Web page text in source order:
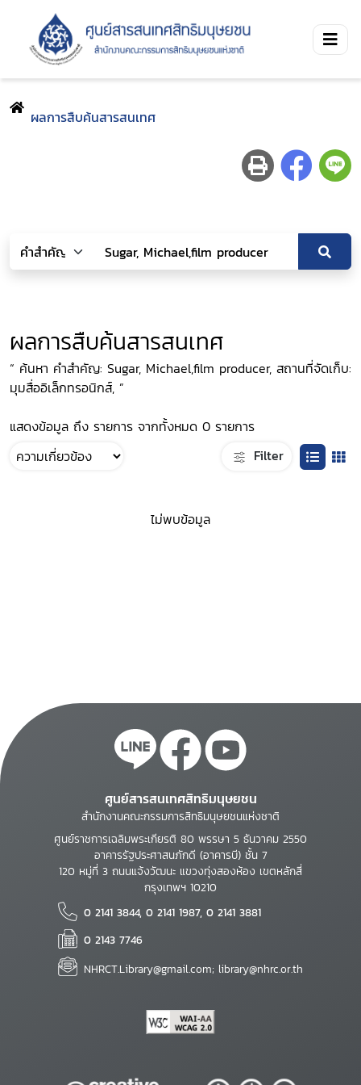
ผลการสืบค้นสารสนเทศ
ผลการสืบค้นสารสนเทศ
“ ค้นหา คำสำคัญ: Sugar, Michael,film producer, สถานที่จัดเก็บ:
มุมสื่ออิเล็กทรอนิกส์, ”
แสดงข้อมูล ถึง รายการ จากทั้งหมด 0 รายการ
Filter
ไม่พบข้อมูล
ศูนย์สารสนเทศสิทธิมนุษยชน
สำนักงานคณะกรรมการสิทธิมนุษยชนแห่งชาติ
ศูนย์ราชการเฉลิมพระเกียรติ 80 พรรษา 5 ธันวาคม 2550
อาคารรัฐประศาสนภักดี (อาคารบี) ชั้น 7
120 หมู่ที่ 3 ถนนแจ้งวัฒนะ แขวงทุ่งสองห้อง เขตหลักสี่
กรุงเทพฯ 10210
0 2141 3844, 0 2141 1987, 0 2141 3881
0 2143 7746
NHRCT.Library@gmail.com; library@nhrc.or.th